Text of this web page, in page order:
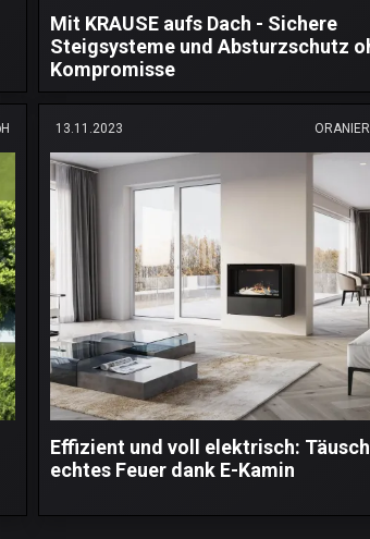
Mit KRAUSE aufs Dach - Sichere
Steigsysteme und Absturzschutz
Kompromisse
13.11.2023
Effizient und voll elektrisch:
echtes Feuer dank E-Kamin